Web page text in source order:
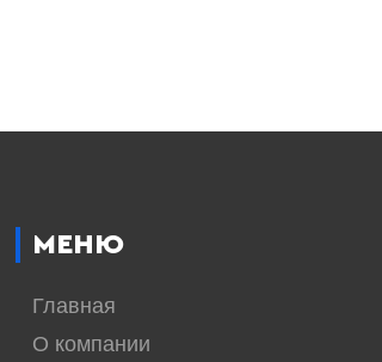
МЕНЮ
Главная
О компании